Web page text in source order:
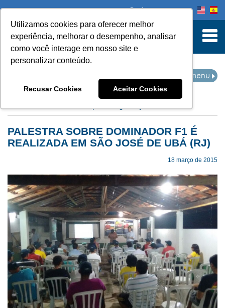
Utilizamos cookies para oferecer melhor
experiência, melhorar o desempenho, analisar
como você interage em nosso site e
personalizar conteúdo.
Recusar Cookies Aceitar Cookies
to Content
Onde comprar
PALESTRA SOBRE DOMINADOR F1 É
REALIZADA EM SÃO JOSÉ DE UBÁ (RJ)
18 março de 2015